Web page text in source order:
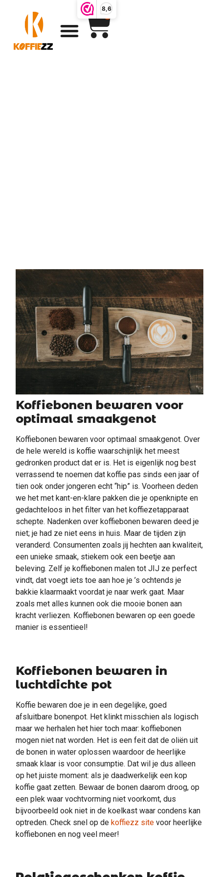
8,6
0
Koffiebonen bewaren voor
optimaal smaakgenot
Koffiebonen bewaren voor optimaal smaakgenot. Over
de hele wereld is koffie waarschijnlijk het meest
gedronken product dat er is. Het is eigenlijk nog best
verrassend te noemen dat koffie pas sinds een jaar of
tien ook onder jongeren echt “hip” is. Voorheen deden
we het met kant-en-klare pakken die je openknipte en
gedachteloos in het filter van het koffiezetapparaat
schepte. Nadenken over koffiebonen bewaren deed je
niet; je had ze niet eens in huis. Maar de tijden zijn
veranderd. Consumenten zoals jij hechten aan kwaliteit,
een unieke smaak, stiekem ook een beetje aan
beleving. Zelf je koffiebonen malen tot JIJ ze perfect
vindt, dat voegt iets toe aan hoe je ’s ochtends je
bakkie klaarmaakt voordat je naar werk gaat. Maar
zoals met alles kunnen ook die mooie bonen aan
kracht verliezen. Koffiebonen bewaren op een goede
manier is essentieel!
Koffiebonen bewaren in
luchtdichte pot
Koffie bewaren doe je in een degelijke, goed
afsluitbare bonenpot. Het klinkt misschien als logisch
maar we herhalen het hier toch maar: koffiebonen
mogen niet nat worden. Het is een feit dat de oliën uit
de bonen in water oplossen waardoor de heerlijke
smaak klaar is voor consumptie. Dat wil je dus alleen
op het juiste moment: als je daadwerkelijk een kop
koffie gaat zetten. Bewaar de bonen daarom droog, op
een plek waar vochtvorming niet voorkomt, dus
bijvoorbeeld ook niet in de koelkast waar condens kan
optreden. Check snel op de koffiezz site voor heerlijke
koffiebonen en nog veel meer!